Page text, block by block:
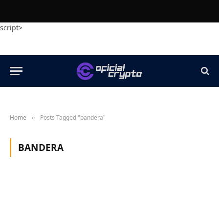
script>
Home » Posts Tagged "bandera"
BANDERA